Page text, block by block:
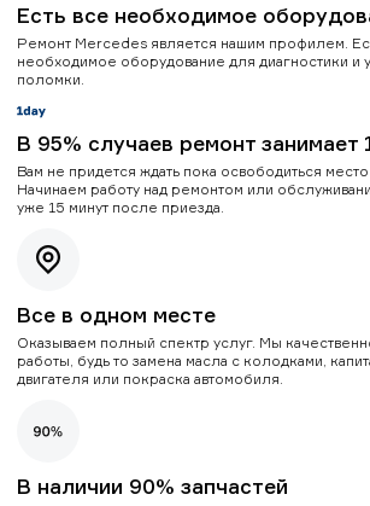
Есть все необходимое
Ремонт Mercedes является нашим профилем.
необходимое оборудование для диагностики и
поломки.
В 95% случаев ремонт занимает
Вам не придется ждать пока освободиться
Начинаем работу над ремонтом или
уже 15 минут после приезда.
Все в одном месте
Оказываем полный спектр услуг. Мы
работы, будь то замена масла с колодками,
двигателя или покраска автомобиля.
В наличии 90% запчастей